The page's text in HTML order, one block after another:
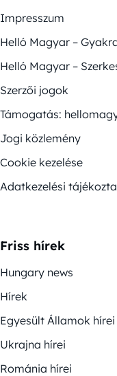
Impresszum
Helló Magyar –
Helló Magyar –
Szerzői jogok
Támogatás:
Jogi közlemény
Cookie kezelése
Adatkezelési
Friss hírek
Hungary news
Hírek
Egyesült Államok hírei
Ukrajna hírei
Románia hírei